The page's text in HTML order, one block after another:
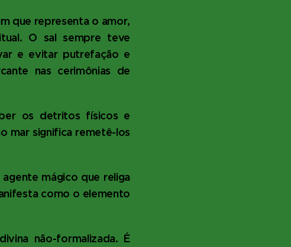
que representa o amor,
O sal sempre teve
e evitar putrefação e
nas cerimônias de
os detritos físicos e
mar significa remetê-los
mágico que religa
como o elemento
não-formalizada. É